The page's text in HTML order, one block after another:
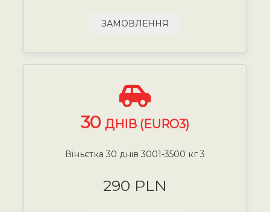
ЗАМОВЛЕННЯ
30 ДНІВ (EURO3)
Віньєтка 30 днів 3001-3500 кг 3
290 PLN